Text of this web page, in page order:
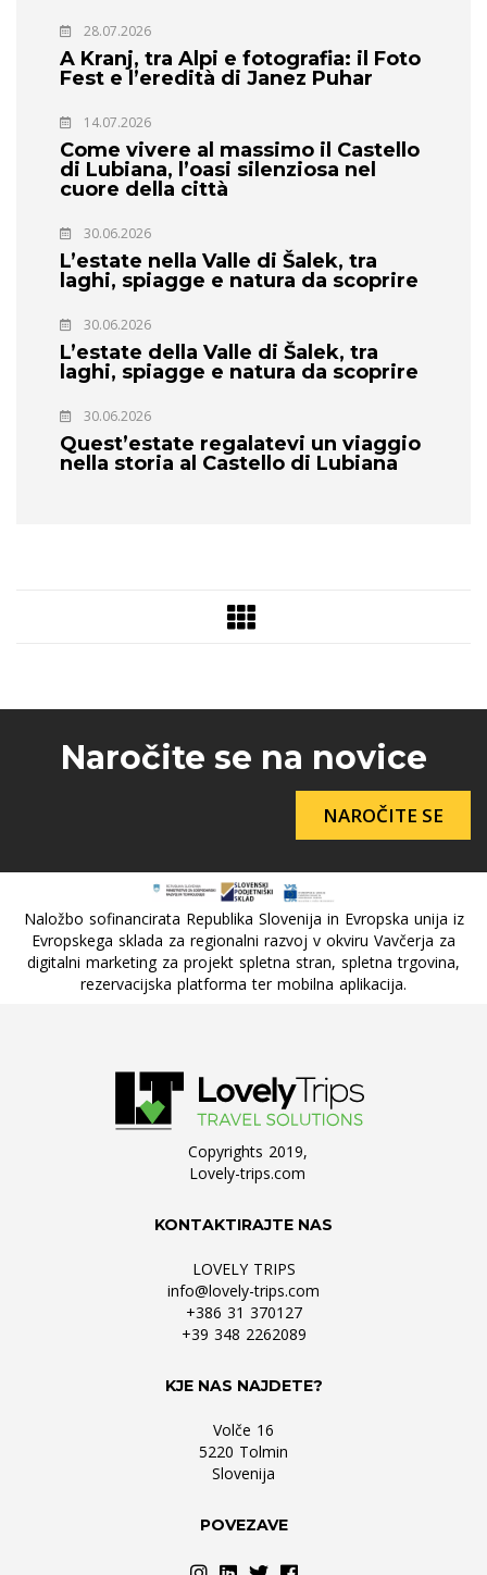
28.07.2026
A Kranj, tra Alpi e fotografia: il Foto
Fest e l’eredità di Janez Puhar
14.07.2026
Come vivere al massimo il Castello
di Lubiana, l’oasi silenziosa nel
cuore della città
30.06.2026
L’estate nella Valle di Šalek, tra
laghi, spiagge e natura da scoprire
30.06.2026
L’estate della Valle di Šalek, tra
laghi, spiagge e natura da scoprire
30.06.2026
Quest’estate regalatevi un viaggio
nella storia al Castello di Lubiana
Naročite se na novice
NAROČITE SE
Naložbo sofinancirata Republika Slovenija in Evropska unija iz
Evropskega sklada za regionalni razvoj v okviru Vavčerja za
digitalni marketing za projekt spletna stran, spletna trgovina,
rezervacijska platforma ter mobilna aplikacija.
Copyrights 2019,
Lovely-trips.com
KONTAKTIRAJTE NAS
LOVELY TRIPS
info@lovely-trips.com
+386 31 370127
+39 348 2262089
KJE NAS NAJDETE?
Volče 16
5220 Tolmin
Slovenija
POVEZAVE